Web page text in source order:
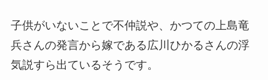
子供がいないことで不仲説や、かつての上島竜
兵さんの発言から嫁である広川ひかるさんの浮
気説すら出ているそうです。